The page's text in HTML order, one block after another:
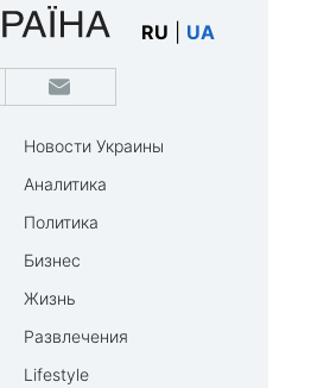
RU UA
Новости Украины
Аналитика
Политика
Бизнес
Жизнь
Развлечения
Lifestyle